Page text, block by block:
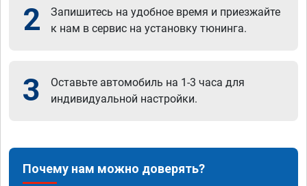
2
Запишитесь на удобное время и приезжайте
к нам в сервис на установку тюнинга.
3
Оставьте автомобиль на 1-3 часа для
индивидуальной настройки.
Почему нам можно доверять?